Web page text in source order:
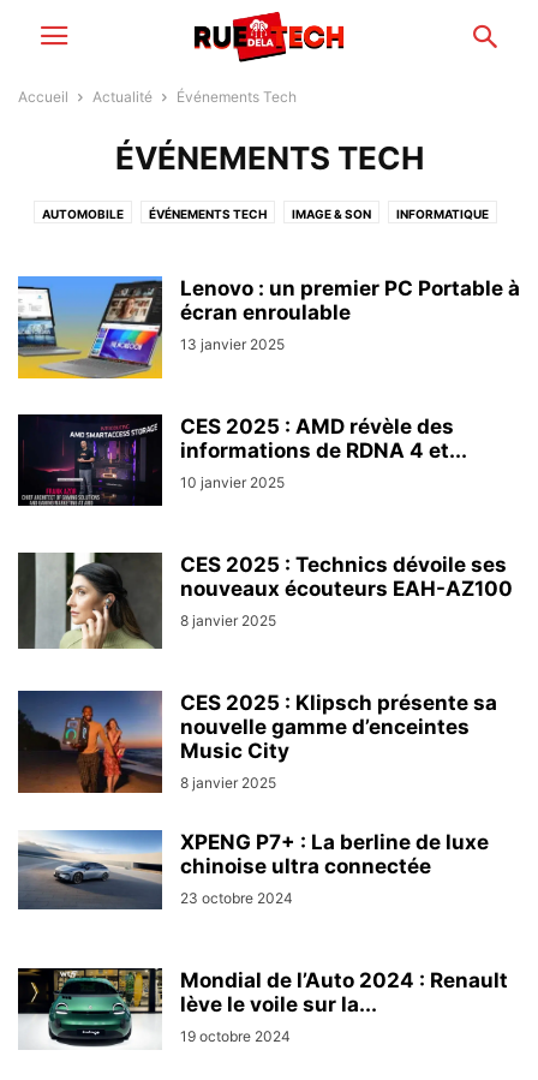
Accueil Actualité Événements Tech
ÉVÉNEMENTS TECH
AUTOMOBILE ÉVÉNEMENTS TECH IMAGE & SON INFORMATIQUE
SCIENCES & INNOVATION
Lenovo : un premier PC Portable à
écran enroulable
13 janvier 2025
CES 2025 : AMD révèle des
informations de RDNA 4 et...
10 janvier 2025
CES 2025 : Technics dévoile ses
nouveaux écouteurs EAH-AZ100
8 janvier 2025
CES 2025 : Klipsch présente sa
nouvelle gamme d’enceintes
Music City
8 janvier 2025
XPENG P7+ : La berline de luxe
chinoise ultra connectée
23 octobre 2024
Mondial de l’Auto 2024 : Renault
lève le voile sur la...
19 octobre 2024